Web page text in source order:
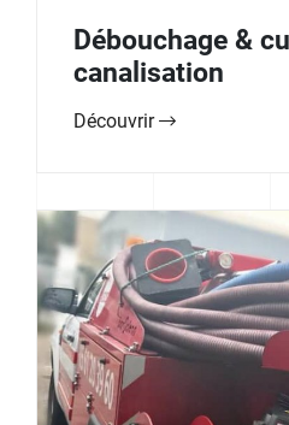
Débouchage &
canalisation
Découvrir